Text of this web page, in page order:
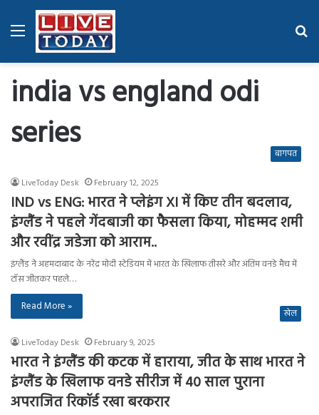
Menu
india vs england odi
series
बागपत
LiveToday Desk February 12, 2025
IND vs ENG: भारत ने प्लेइंग XI में किए तीन बदलाव,
इंग्लैंड ने पहले गेंदबाजी का फैसला किया, मोहम्मद शमी
और रवींद्र जडेजा को आराम..
इंग्लैंड ने अहमदाबाद के नरेंद्र मोदी स्टेडियम में भारत के खिलाफ तीसरे और अंतिम वनडे मैच में
टॉस जीतकर पहले…
Read More »
खेल
LiveToday Desk February 9, 2025
भारत ने इंग्लैंड की कटक में हाराया, जीत के साथ भारत ने
इंग्लैंड के खिलाफ वनडे सीरीज में 40 साल पुराना
अपराजित रिकॉर्ड रखा बरकरार